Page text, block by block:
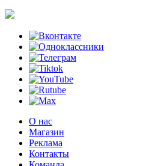
О нас
Магазин
Реклама
Контакты